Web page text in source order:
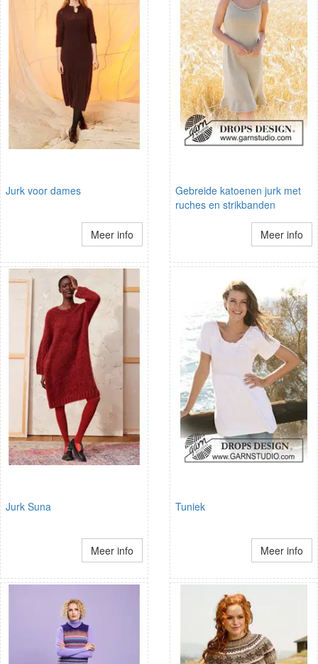
Jurk voor dames
Meer info
Gebreide katoenen jurk met
ruches en strikbanden
Meer info
Jurk Suna
Meer info
Tuniek
Meer info